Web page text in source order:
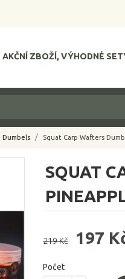
AKČNÍ ZBOŽÍ, VÝHODNÉ
Dumbels Squat Carp Wafters
SQUAT
219 Kč 197
Počet